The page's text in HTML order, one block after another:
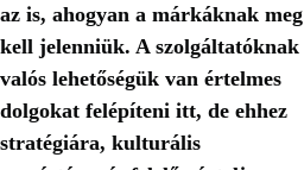
az is, ahogyan a márkáknak meg
kell jelenniük. A szolgáltatóknak
valós lehetőségük van értelmes
dolgokat felépíteni itt, de ehhez
stratégiára, kulturális